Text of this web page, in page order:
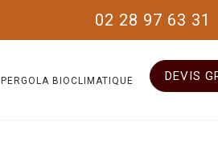
02 28 97 63 31
DEVIS
PERGOLA BIOCLIMATIQUE